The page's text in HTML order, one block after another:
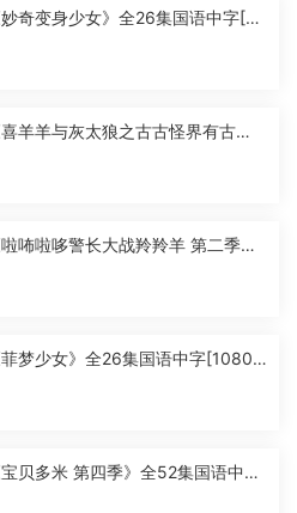
奇变身少女》全26集国语中字[10
羊羊与灰太狼之古古怪界有古
咘啦哆警长大战羚羚羊 第二季》
梦少女》全26集国语中字[1080
贝多米 第四季》全52集国语中字